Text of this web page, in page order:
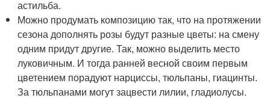
астильба.
Можно продумать композицию так, что на протяжении
сезона дополнять розы будут разные цветы: на смену
одним придут другие. Так, можно выделить место
луковичным. И тогда ранней весной своим первым
цветением порадуют нарциссы, тюльпаны, гиацинты.
За тюльпанами могут зацвести лилии, гладиолусы.